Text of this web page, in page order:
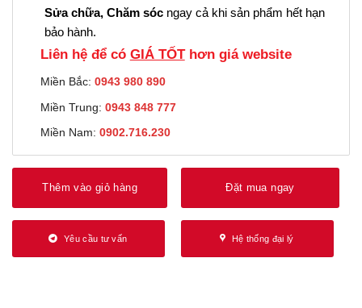
Sửa chữa, Chăm sóc ngay cả khi sản phẩm hết hạn
bảo hành.
Liên hệ để có GIÁ TỐThơn giá website
Miền Bắc: 0943 980 890
Miền Trung: 0943 848 777
Miền Nam: 0902.716.230
Thêm vào giỏ hàng Đặt mua ngay
Yêu cầu tư vấn Hệ thống đại lý